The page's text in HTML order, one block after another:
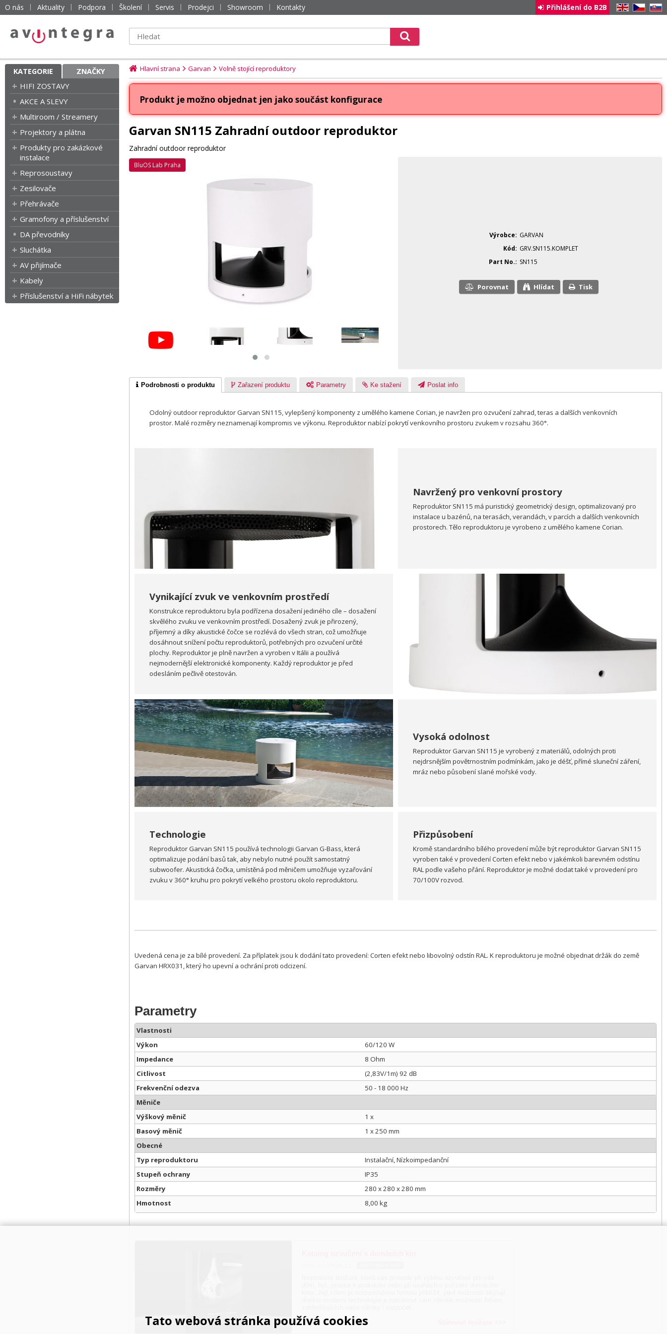
O nás Aktuality Podpora Školení Servis Prodejci Showroom Kontakty EN CZ SK
Přihlášení do B2B
KATEGORIE ZNAČKY
HIFI ZOSTAVY
AKCE A SLEVY
Multiroom / Streamery
Projektory a plátna
Produkty pro zakázkové
instalace
Reprosoustavy
Zesilovače
Přehrávače
Gramofony a příslušenství
DA převodníky
Sluchátka
AV přijímače
Kabely
Příslušenství a HiFi nábytek
Hlavní strana Garvan Volně stojící reproduktory
Produkt je možno objednat jen jako součást konfigurace
Garvan SN115 Zahradní outdoor reproduktor
Zahradní outdoor reproduktor
BluOS Lab Praha
Výrobce
GARVAN
Kód
GRV.SN115.KOMPLET
Part No.
SN115
Porovnat Hlídat Tisk
Podrobnosti o produktu Zařazení produktu Parametry Ke stažení Poslat info
Odolný outdoor reproduktor Garvan SN115, vylepšený komponenty z umělého kamene Corian, je navržen pro ozvučení zahrad, teras a dalších venkovních
prostor. Malé rozměry neznamenají kompromis ve výkonu. Reproduktor nabízí pokrytí venkovního prostoru zvukem v rozsahu 360°.
Navržený pro venkovní prostory
Reproduktor SN115 má puristický geometrický design, optimalizovaný pro
instalace u bazénů, na terasách, verandách, v parcích a dalších venkovních
prostorech. Tělo reproduktoru je vyrobeno z umělého kamene Corian.
Vynikající zvuk ve venkovním prostředí
Konstrukce reproduktoru byla podřízena dosažení jediného cíle – dosažení
skvělého zvuku ve venkovním prostředí. Dosažený zvuk je přirozený,
příjemný a díky akustické čočce se rozlévá do všech stran, což umožňuje
dosáhnout snížení počtu reproduktorů, potřebných pro ozvučení určité
plochy. Reproduktor je plně navržen a vyroben v Itálii a používá
nejmodernější elektronické komponenty. Každý reproduktor je před
odesláním pečlivě otestován.
Vysoká odolnost
Reproduktor Garvan SN115 je vyrobený z materiálů, odolných proti
nejdrsnějším povětrnostním podmínkám, jako je déšť, přímé sluneční záření,
mráz nebo působení slané mořské vody.
Přizpůsobení
Kromě standardního bílého provedení může být reproduktor Garvan SN115
vyroben také v provedení Corten efekt nebo v jakémkoli barevném odstínu
RAL podle vašeho přání. Reproduktor je možné dodat také v provedení pro
70/100V rozvod.
Technologie
Reproduktor Garvan SN115 používá technologii Garvan G-Bass, která
optimalizuje podání basů tak, aby nebylo nutné použít samostatný
subwoofer. Akustická čočka, umístěná pod měničem umožňuje vyzařování
zvuku v 360° kruhu pro pokrytí velkého prostoru okolo reproduktoru.
Uvedená cena je za bílé provedení. Za příplatek jsou k dodání tato provedení: Corten efekt nebo libovolný odstín RAL. K reproduktoru je možné objednat držák do země
Garvan HRX031, který ho upevní a ochrání proti odcizení.
Parametry
Vlastnosti
Výkon
60/120 W
Impedance
8 Ohm
Citlivost
(2,83V/1m) 92 dB
Frekvenční odezva
50 - 18 000 Hz
Měniče
Výškový měnič
1 x
Basový měnič
1 x 250 mm
Obecné
Typ reproduktoru
Instalační, Nízkoimpedanční
Stupeň ochrany
IP35
Rozměry
280 x 280 x 280 mm
Hmotnost
8,00 kg
Tato webová stránka používá cookies